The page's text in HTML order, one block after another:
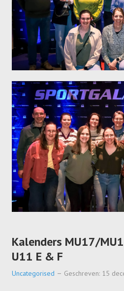
Kalenders MU17/
U11 E & F
Uncategorised Geschreven: 15